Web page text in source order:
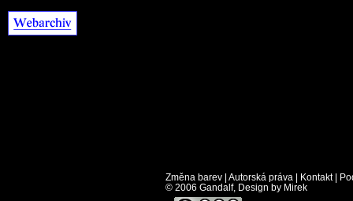
Změna barev Autorská práva Kontakt|
© 2006 Gandalf, Design by Mirek